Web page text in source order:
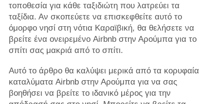
τοποθεσία για κάθε ταξιδιώτη που λατρεύει τα
ταξίδια. Αν σκοπεύετε να επισκεφθείτε αυτό το
όμορφο νησί στη νότια Καραϊβική, θα θελήσετε να
βρείτε ένα ονειρεμένο Airbnb στην Αρούμπα για το
σπίτι σας μακριά από το σπίτι.
Αυτό το άρθρο θα καλύψει μερικά από τα κορυφαία
καταλύματα Airbnb στην Αρούμπα για να σας
βοηθήσει να βρείτε το ιδανικό μέρος για την